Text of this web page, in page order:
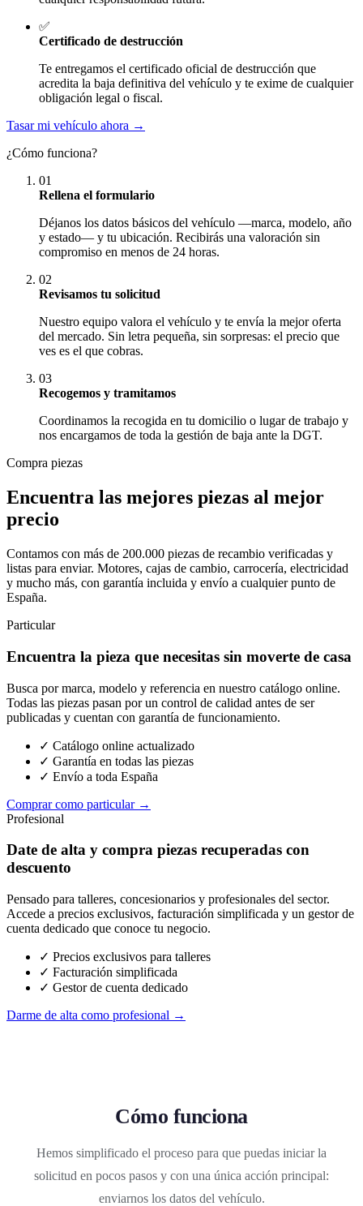
✅
Certificado de destrucción
Te entregamos el certificado oficial de destrucción que
acredita la baja definitiva del vehículo y te exime de cualquier
obligación legal o fiscal.
Tasar mi vehículo ahora →
¿Cómo funciona?
01
Rellena el formulario
Déjanos los datos básicos del vehículo —marca, modelo, año
y estado— y tu ubicación. Recibirás una valoración sin
compromiso en menos de 24 horas.
02
Revisamos tu solicitud
Nuestro equipo valora el vehículo y te envía la mejor oferta
del mercado. Sin letra pequeña, sin sorpresas: el precio que
ves es el que cobras.
03
Recogemos y tramitamos
Coordinamos la recogida en tu domicilio o lugar de trabajo y
nos encargamos de toda la gestión de baja ante la DGT.
Compra piezas
Encuentra las mejores piezas al mejor
precio
Contamos con más de 200.000 piezas de recambio verificadas y
listas para enviar. Motores, cajas de cambio, carrocería, electricidad
y mucho más, con garantía incluida y envío a cualquier punto de
España.
Particular
Encuentra la pieza que necesitas sin moverte de casa
Busca por marca, modelo y referencia en nuestro catálogo online.
Todas las piezas pasan por un control de calidad antes de ser
publicadas y cuentan con garantía de funcionamiento.
✓ Catálogo online actualizado
✓ Garantía en todas las piezas
✓ Envío a toda España
Comprar como particular →
Profesional
Date de alta y compra piezas recuperadas con
descuento
Pensado para talleres, concesionarios y profesionales del sector.
Accede a precios exclusivos, facturación simplificada y un gestor de
cuenta dedicado que conoce tu negocio.
✓ Precios exclusivos para talleres
✓ Facturación simplificada
✓ Gestor de cuenta dedicado
Darme de alta como profesional →
Cómo funciona
Hemos simplificado el proceso para que puedas iniciar la
solicitud en pocos pasos y con una única acción principal:
enviarnos los datos del vehículo.